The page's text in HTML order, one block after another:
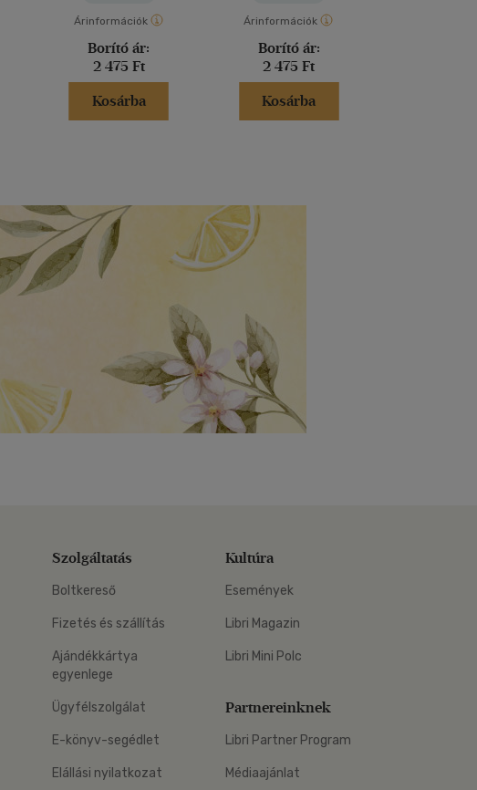
Árinformációk
Borító ár:
2 475 Ft
Kosárba
Árinformációk
Borító ár:
2 475 Ft
Kosárba
Szolgáltatás
Boltkereső
Fizetés és szállítás
Ajándékkártya
egyenlege
Ügyfélszolgálat
E-könyv-segédlet
Elállási nyilatkozat
Kultúra
Események
Libri Magazin
Libri Mini Polc
Partnereinknek
Libri Partner Program
Médiaajánlat